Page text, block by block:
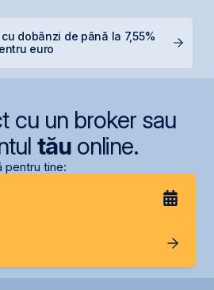
dobânzi de până la 7,55%
euro
cu un broker sau
tăuonline.
pentru tine: